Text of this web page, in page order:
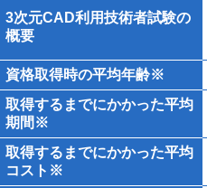
3次元CAD利用技術者試験の
概要
資格取得時の平均年齢※
取得するまでにかかった平均
期間※
取得するまでにかかった平均
コスト※